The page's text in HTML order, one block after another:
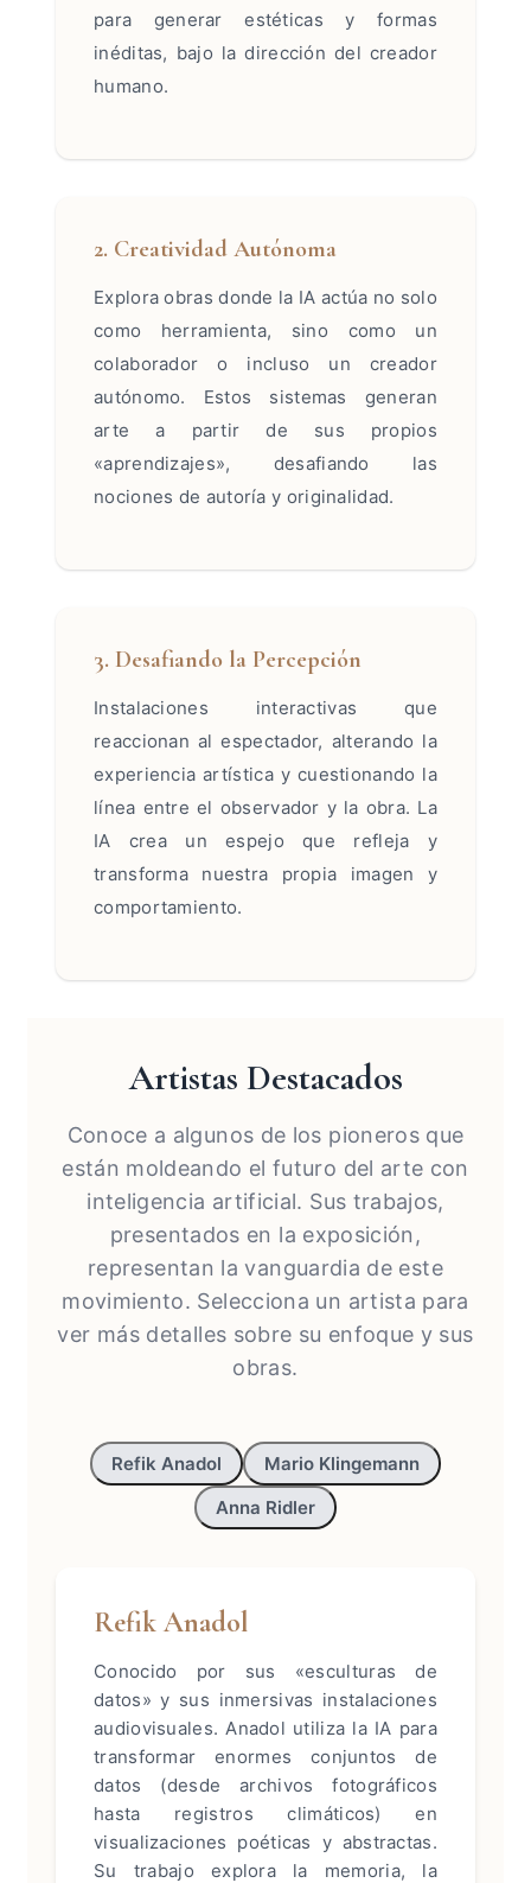
para generar estéticas y formas
inéditas, bajo la dirección del creador
humano.
2. Creatividad Autónoma
Explora obras donde la IA actúa no solo
como herramienta, sino como un
colaborador o incluso un creador
autónomo. Estos sistemas generan
arte a partir de sus propios
«aprendizajes», desafiando las
nociones de autoría y originalidad.
3. Desafiando la Percepción
Instalaciones interactivas que
reaccionan al espectador, alterando la
experiencia artística y cuestionando la
línea entre el observador y la obra. La
IA crea un espejo que refleja y
transforma nuestra propia imagen y
comportamiento.
Artistas Destacados
Conoce a algunos de los pioneros que
están moldeando el futuro del arte con
inteligencia artificial. Sus trabajos,
presentados en la exposición,
representan la vanguardia de este
movimiento. Selecciona un artista para
ver más detalles sobre su enfoque y sus
obras.
Refik Anadol
Mario Klingemann
Anna Ridler
Refik Anadol
Conocido por sus «esculturas de
datos» y sus inmersivas instalaciones
audiovisuales. Anadol utiliza la IA para
transformar enormes conjuntos de
datos (desde archivos fotográficos
hasta registros climáticos) en
visualizaciones poéticas y abstractas.
Su trabajo explora la memoria, la